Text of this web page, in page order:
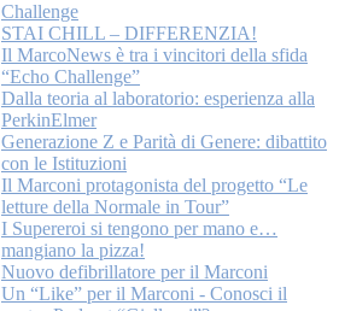
Challenge
STAI CHILL – DIFFERENZIA!
Il MarcoNews è tra i vincitori della sfida
“Echo Challenge”
Dalla teoria al laboratorio: esperienza alla
PerkinElmer
Generazione Z e Parità di Genere: dibattito
con le Istituzioni
Il Marconi protagonista del progetto “Le
letture della Normale in Tour”
I Supereroi si tengono per mano e…
mangiano la pizza!
Nuovo defibrillatore per il Marconi
Un “Like” per il Marconi - Conosci il